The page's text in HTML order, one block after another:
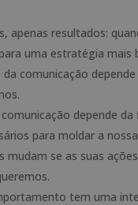
apenas resultados:
uma estratégia mais
da comunicação
depende
para moldar a
mudam se as suas
tem uma